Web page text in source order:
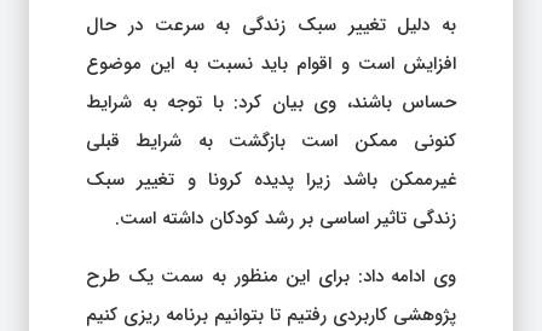
به دلیل تغییر سبک زندگی به سرعت در حال
افزایش است و اقوام باید نسبت به این موضوع
حساس باشند، وی بیان کرد: با توجه به شرایط
کنونی ممکن است بازگشت به شرایط قبلی
غیرممکن باشد زیرا پدیده کرونا و تغییر سبک
زندگی تاثیر اساسی بر رشد کودکان داشته است.
وی ادامه داد: برای این منظور به سمت یک طرح
پژوهشی کاربردی رفتیم تا بتوانیم برنامه ریزی کنیم